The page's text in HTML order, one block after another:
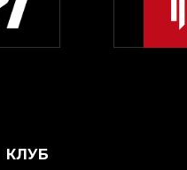
КЛУБ